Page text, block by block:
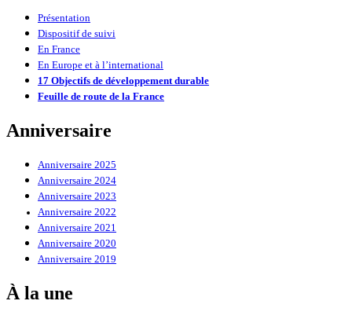
Présentation
Dispositif de suivi
En France
En Europe et à l’international
17 Objectifs de développement durable
Feuille de route de la France
Anniversaire
Anniversaire 2025
Anniversaire 2024
Anniversaire 2023
Anniversaire 2022
Anniversaire 2021
Anniversaire 2020
Anniversaire 2019
À la une